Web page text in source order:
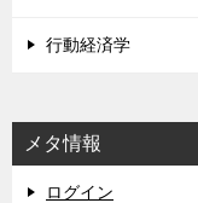
行動経済学
メタ情報
ログイン